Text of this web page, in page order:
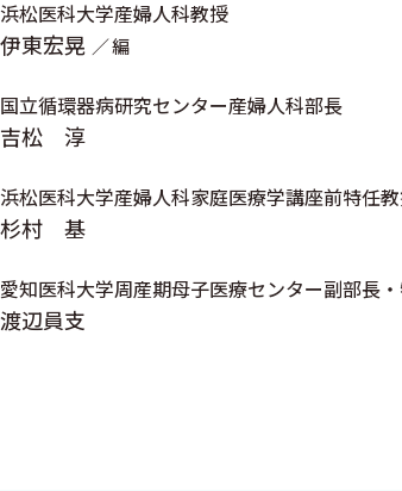
Q11 妊娠中期・後期になり尿蛋白が（2＋
正英〉
Q12 妊婦への無症候性細菌尿の
Q13 34週以降の早産であるlate preterm
Q15 妊娠初期中期に新型コロナウイルス
Q17 妊娠37週以降の正期産期の羊水過少
Q1 超緊急帝王切開にそなえた施設とし
浜松医科大学産婦人科教授
伊東宏晃 編
国立循環器病研究センター産婦人科部長
吉松 淳
浜松医科大学産婦人科家庭医療学講座前特任
杉村 基
愛知医科大学周産期母子医療センター副部長
渡辺員支